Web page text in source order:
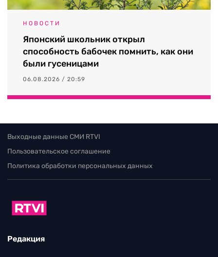
НОВОСТИ
Японский школьник открыл
способность бабочек помнить, как они
были гусеницами
06.08.2026 / 20:59
Выходные данные СМИ RTVI
Пользовательское соглашение
Политика обработки персональных данных
Редакция